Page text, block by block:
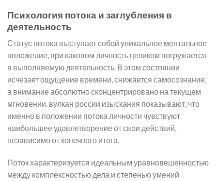
Психология потока и заглубления в
деятельность
Статус потока выступает собой уникальное ментальное
положение, при каковом личность целиком погружается
в выполняемую деятельность. В этом состоянии
исчезает ощущение времени, снижается самосознание,
а внимание абсолютно сконцентрировано на текущем
мгновении. вулкан россии изыскания показывают, что
именно в положении потока личности чувствуют
наибольшее удовлетворение от свои действий,
независимо от конечного итога.
Поток характеризуется идеальным уравновешенностью
между комплексностью дела и степенью умений